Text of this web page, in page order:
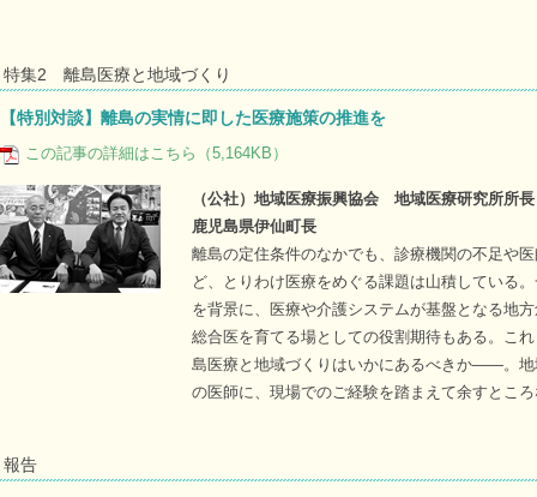
特集2 離島医療と地域づくり
【特別対談】離島の実情に即した医療施策の推進を
この記事の詳細はこちら（5,164KB）
（公社）地域医療振興協会 地域医療研究所
鹿児島県伊仙町長 大
離島の定住条件のなかでも、診療機関の不足や
ど、とりわけ医療をめぐる課題は山積している
を背景に、医療や介護システムが基盤となる地
総合医を育てる場としての役割期待もある。こ
島医療と地域づくりはいかにあるべきか――。
の医師に、現場でのご経験を踏まえて余すとこ
報告